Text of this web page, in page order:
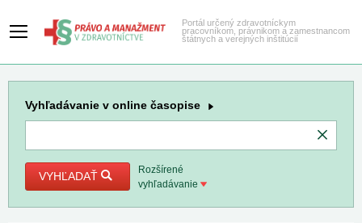
Portál určený zdravotníckym
pracovníkom, právnikom a zamestnancom
štátnych a verejných inštitúcií
Vyhľadávanie v online časopise
VYHĽADAŤ
Rozšírené
vyhľadávanie